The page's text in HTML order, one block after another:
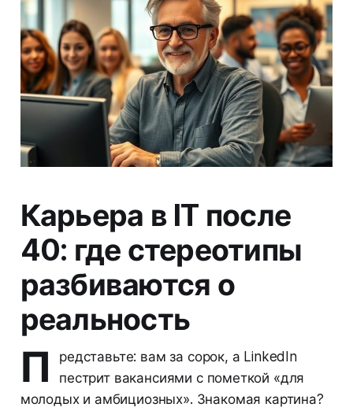
Карьера в IT после
40: где стереотипы
разбиваются о
реальность
П
редставьте: вам за сорок, а LinkedIn
пестрит вакансиями с пометкой «для
молодых и амбициозных». Знакомая картина?